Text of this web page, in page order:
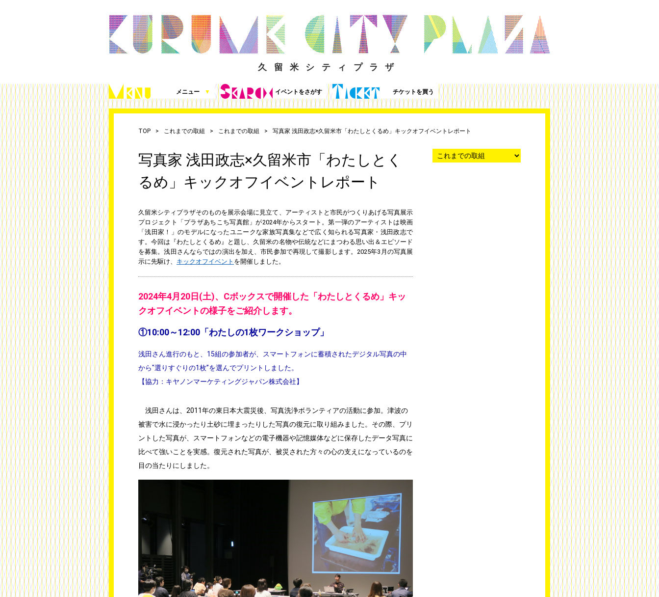
久留米シティプラザ
メニュー ▼
久留米シティプラザとは
施設案内（360度パノラマビュー）
アクセス
施設を借りる
（図面、資料、書類ダウンロード）
施設写真使用・撮影の届出
チケット発売情報
これまでの取組
シティプラザ応援プロジェクト
お知らせ
イベントをさがす チケットを買う
TOP これまでの取組 これまでの取組 写真家 浅田政志×久留米市「わたしとくるめ」キックオフイベントレポート
写真家 浅田政志×久留米市「わたしとく
るめ」キックオフイベントレポート
久留米シティプラザそのものを展示会場に見立て、アーティストと市民がつくりあげる写真展示
プロジェクト「プラザあちこち写真館」が2024年からスタート。第一弾のアーティストは映画
「浅田家！」のモデルになったユニークな家族写真集などで広く知られる写真家・浅田政志で
す。今回は『わたしとくるめ』と題し、久留米の名物や伝統などにまつわる思い出＆エピソード
を募集。浅田さんならではの演出を加え、市民参加で再現して撮影します。2025年3月の写真展
示に先駆け、 キックオフイベント を開催しました。
2024年4月20日(土)、Cボックスで開催した「わたしとくるめ」キッ
クオフイベントの様子をご紹介します。
①10:00～12:00「わたしの1枚ワークショップ」
浅田さん進行のもと、15組の参加者が、スマートフォンに蓄積されたデジタル写真の中
から″選りすぐりの1枚”を選んでプリントしました。
【協力：キヤノンマーケティングジャパン株式会社】
浅田さんは、2011年の東日本大震災後、写真洗浄ボランティアの活動に参加。津波の
被害で水に浸かったり土砂に埋まったりした写真の復元に取り組みました。その際、プリ
ントした写真が、スマートフォンなどの電子機器や記憶媒体などに保存したデータ写真に
比べて強いことを実感。復元された写真が、被災された方々の心の支えになっているのを
目の当たりにしました。